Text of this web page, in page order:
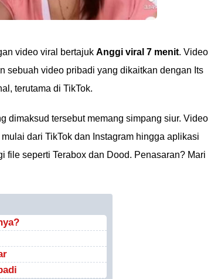
video viral bertajuk Anggi viral 7 menit. Video
sebuah video pribadi yang dikaitkan dengan Its
terutama di TikTok.
dimaksud tersebut memang simpang siur. Video
dari TikTok dan Instagram hingga aplikasi
file seperti Terabox dan Dood. Penasaran? Mari